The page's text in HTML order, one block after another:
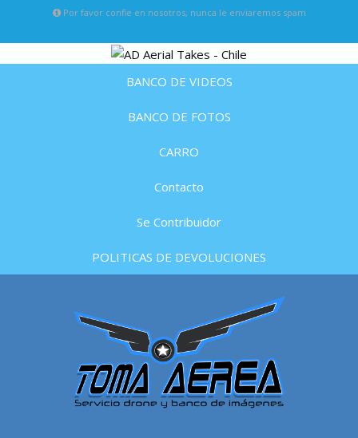
Por favor confie en nosotros, nunca le enviaremos spam
BANCO DE VIDEOS
BANCO DE FOTOS
CARRO
Contacto
Se Contribuidor
POLITICAS DE DEVOLUCIONES